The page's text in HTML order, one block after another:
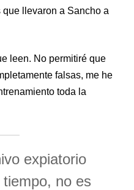
llevaron a Sancho a
leen. No permitiré que
falsas, me he
toda la
expiatorio
no es